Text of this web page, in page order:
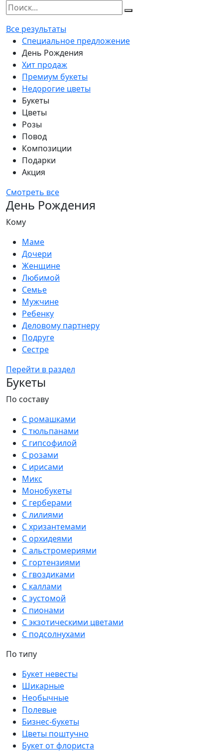
Все результаты
Специальное предложение
День Рождения
Хит продаж
Премиум букеты
Недорогие цветы
Букеты
Цветы
Розы
Повод
Композиции
Подарки
Акция
Смотреть все
День Рождения
Кому
Маме
Дочери
Женщине
Любимой
Семье
Мужчине
Ребенку
Деловому партнеру
Подруге
Сестре
Перейти в раздел
Букеты
По составу
С ромашками
С тюльпанами
С гипсофилой
С розами
С ирисами
Микс
Монобукеты
С герберами
С лилиями
С хризантемами
С орхидеями
С альстромериями
С гортензиями
С гвоздиками
С каллами
С эустомой
С пионами
С экзотическими цветами
С подсолнухами
По типу
Букет невесты
Шикарные
Необычные
Полевые
Бизнес-букеты
Цветы поштучно
Букет от флориста